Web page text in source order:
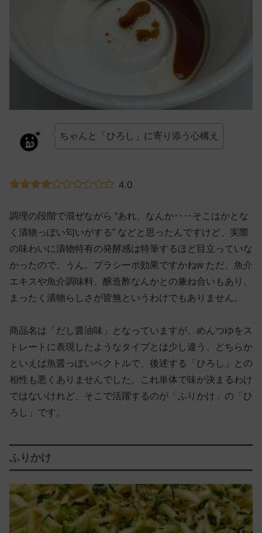
ちゃんと「ひろし」に寄り添う心構え
4.0
調理の段階で混ぜながら “あれ、なんか‥‥そこはかとな
く漬物っぽい匂いがする” などと思ったんですけど、実際
の味わいに漬物特有の発酵感は特筆するほど目立っていな
かったので、うん。プラシーボ効果ですかねw ただ、魚介
エキスや魚介調味料、醸造酢なんかとの兼ね合いもあり、
まったく漬物らしさが皆無というわけでもありません。
商品名は「だし醤油味」となっていますが、めんつゆをス
トレートに表現したようなタイプとは少し違う、どちらか
といえば魚醤っぽいベクトルで、後述する「ひろし」との
相性も悪くありませんでした。これ単体で味が決まるわけ
ではないけれど、そこで活躍するのが「ふりかけ」の「ひ
ろし」です。
ふりかけ